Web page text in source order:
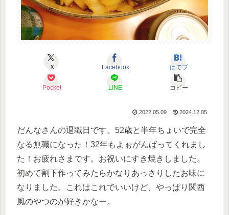
X Facebook はてブ
Pocket LINE コピー
2022.05.09 2024.12.05
だんなさんの退職日です。52歳と半年ちょいで完全
なる無職になった！32年もよぉがんばってくれまし
た！お疲れさまです。お祝いにすき焼きしました。
初めて割下作ってみたらかなりあっさりしたお味に
なりました。これはこれでいいけど、やっぱり関西
風のやつのが好きかなー。